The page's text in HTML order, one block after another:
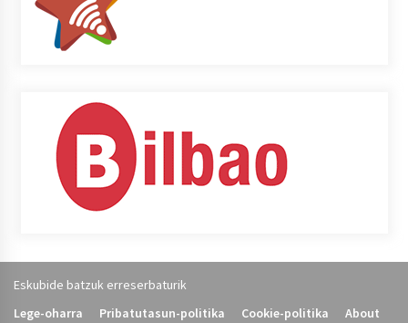
Eskubide batzuk erreserbaturik
Lege-oharra
Pribatutasun-politika Cookie-politika About